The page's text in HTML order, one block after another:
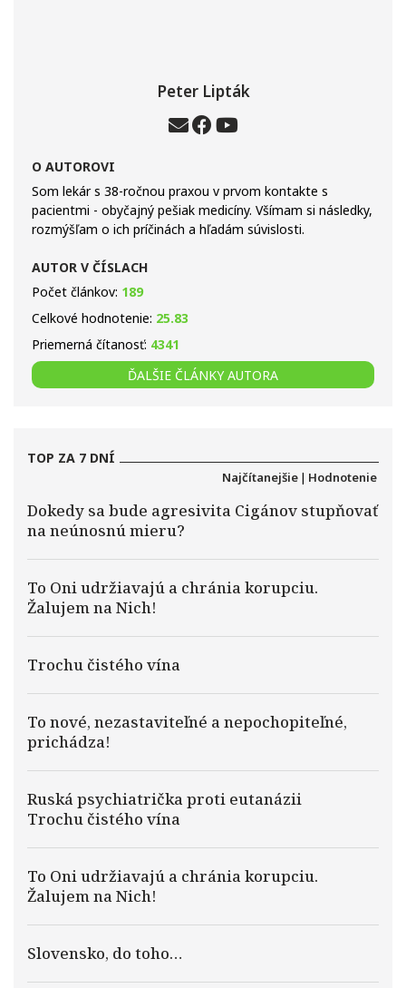
Peter Lipták
O AUTOROVI
Som lekár s 38-ročnou praxou v prvom kontakte s
pacientmi - obyčajný pešiak medicíny. Všímam si následky,
rozmýšľam o ich príčinách a hľadám súvislosti.
AUTOR V ČÍSLACH
Počet článkov: 189
Celkové hodnotenie: 25.83
Priemerná čítanosť: 4341
ĎALŠIE ČLÁNKY AUTORA
TOP ZA 7 DNÍ
Najčítanejšie | Hodnotenie
Dokedy sa bude agresivita Cigánov stupňovať
na neúnosnú mieru?
To Oni udržiavajú a chránia korupciu.
Žalujem na Nich!
Trochu čistého vína
To nové, nezastaviteľné a nepochopiteľné,
prichádza!
Ruská psychiatrička proti eutanázii
Trochu čistého vína
To Oni udržiavajú a chránia korupciu.
Žalujem na Nich!
Slovensko, do toho…